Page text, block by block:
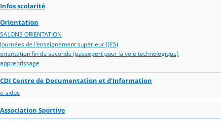
Infos scolarité
Orientation
SALONS ORIENTATION
Journées de l'enseignement supérieur (JES)
orientation fin de seconde (passeport pour la voie technologique)
apprentissage
CDI Centre de Documentation et d'Information
e-sidoc
Association Sportive